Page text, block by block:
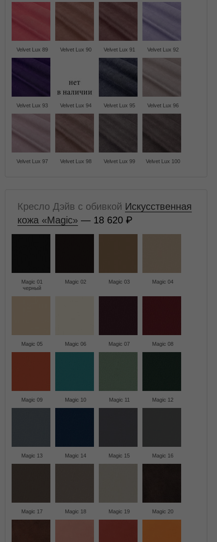
Velvet Lux 89 Velvet Lux 90 Velvet Lux 91 Velvet Lux 92
Velvet Lux 93 Velvet Lux 94 Velvet Lux 95 Velvet Lux 96
Velvet Lux 97 Velvet Lux 98 Velvet Lux 99 Velvet Lux 100
Кресло Дэйв с обивкой Искусственная
кожа «Magic» — 18 620
Magic 01
черный
Magic 02 Magic 03 Magic 04
Magic 05 Magic 06 Magic 07 Magic 08
Magic 09 Magic 10 Magic 11 Magic 12
Magic 13 Magic 14 Magic 15 Magic 16
Magic 17 Magic 18 Magic 19 Magic 20